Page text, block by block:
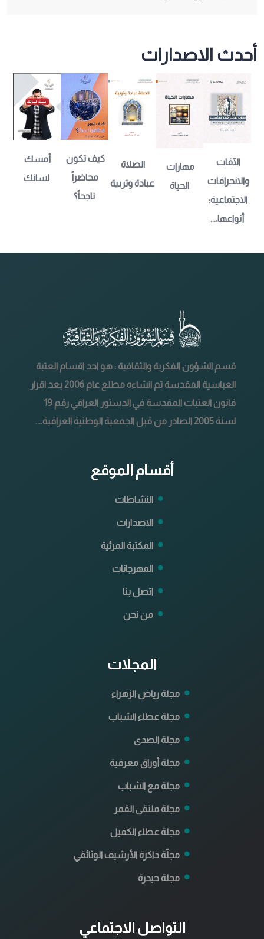
أحدث الاصدارات
الآفات
والانحرافات
الاجتماعية:
أنواعها،...
مهارات
الحياة
الصلاة
عبادة وتربية
كيف تكون
محاضراً
ناجحاً؟
أمسك
لسانك
قسم الشؤون الفكرية والثقافية : هو احد اقسام العتبة
العباسية المقدسة تم انشاءه مطلع عام 2006 بعد اقرار
قانون العتبات المقدسة في الدستور العراقي رقم 19
لسنة 2005 الصادر من قبل الجمعية الوطنية العراقية....
أقسام الموقع
النشاطات
الاصدارات
المكتبة المرئية
المهرجانات
اتصل بنا
من نحن
المجلات
مجلة رياض الزهراء
مجلة عطاء الشباب
مجلة الصدى
مجلة أوراق معرفية
مجلة مع الشباب
مجلة ملتقى القمر
مجلة عطاء الكفيل
مجلّة ذاكرة الأرشيف الوثائقي
مجلة حيدرة
التواصل الاجتماعي